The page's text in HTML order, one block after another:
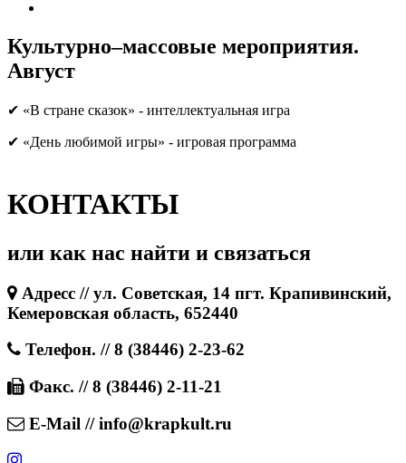
Культурно–массовые мероприятия.
Август
✔ «В стране сказок» - интеллектуальная игра
✔ «День любимой игры» - игровая программа
КОНТАКТЫ
или как нас найти и связаться
Адресс // ул. Советская, 14 пгт. Крапивинский,
Кемеровская область, 652440
Телефон. // 8 (38446) 2-23-62
Факс. // 8 (38446) 2-11-21
E-Mail // info@krapkult.ru